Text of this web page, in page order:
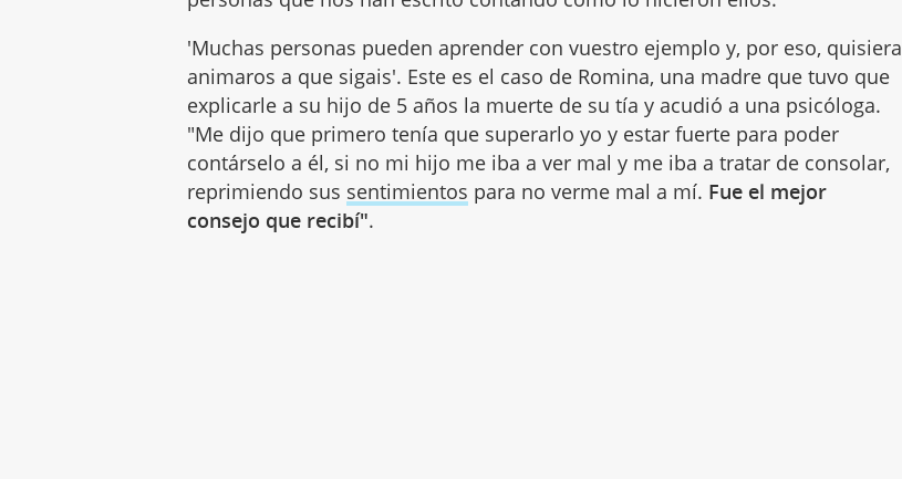
'Muchas personas pueden aprender con vuestro ejemplo y, por eso, quisiera
animaros a que sigais'. Este es el caso de Romina, una madre que tuvo que
explicarle a su hijo de 5 años la muerte de su tía y acudió a una psicóloga.
"Me dijo que primero tenía que superarlo yo y estar fuerte para poder
contárselo a él, si no mi hijo me iba a ver mal y me iba a tratar de consolar,
reprimiendo sus sentimientos para no verme mal a mí. Fue el mejor
consejo que recibí".